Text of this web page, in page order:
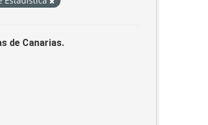
de Canarias.